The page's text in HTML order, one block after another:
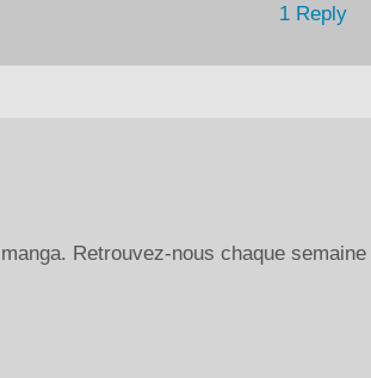
1 Reply
Retrouvez-nous chaque semaine